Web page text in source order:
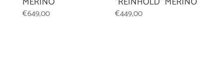
€649,00 €449,00